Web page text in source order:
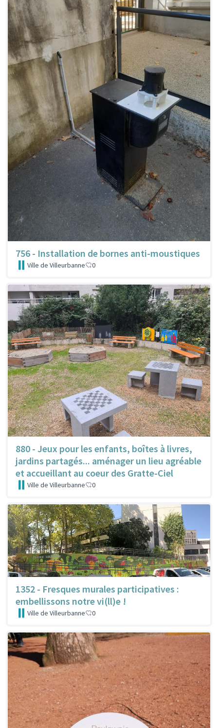
756 - Installation de bornes anti-moustiques
Ville de Villeurbanne 0
880 - Jeux pour les enfants, boîtes à livres,
jardins partagés... aménager un lieu agréable
et accueillant au coeur des Gratte-Ciel
Ville de Villeurbanne 0
1352 - Fresques murales participatives :
embellissons notre vi(ll)e !
Ville de Villeurbanne 0